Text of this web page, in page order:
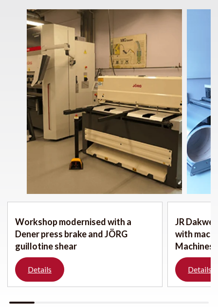
Workshop modernised with a
Dener press brake and JÖRG
guillotine shear
Details
JR
with
Machines
Details